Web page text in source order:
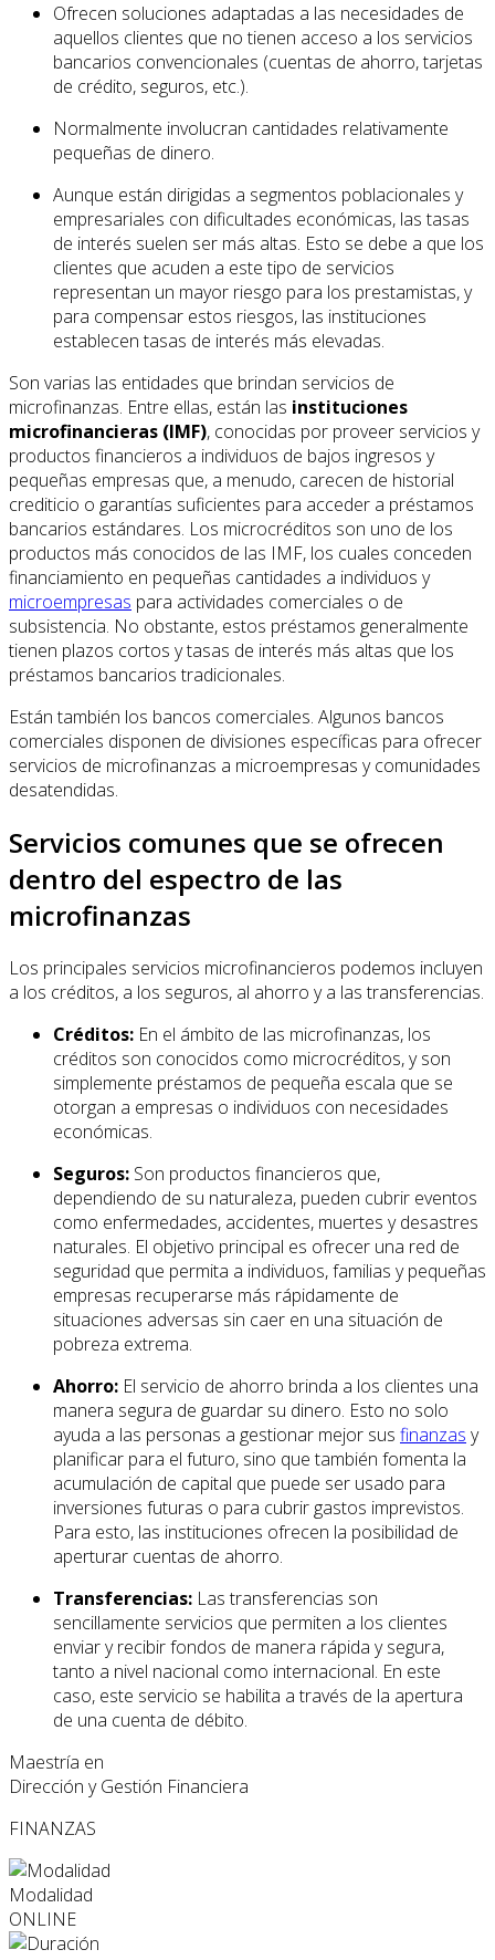
Ofrecen soluciones adaptadas a las necesidades de
aquellos clientes que no tienen acceso a los servicios
bancarios convencionales (cuentas de ahorro, tarjetas
de crédito, seguros, etc.).
Normalmente involucran cantidades relativamente
pequeñas de dinero.
Aunque están dirigidas a segmentos poblacionales y
empresariales con dificultades económicas, las tasas
de interés suelen ser más altas. Esto se debe a que los
clientes que acuden a este tipo de servicios
representan un mayor riesgo para los prestamistas, y
para compensar estos riesgos, las instituciones
establecen tasas de interés más elevadas.
Son varias las entidades que brindan servicios de
microfinanzas. Entre ellas, están las instituciones
microfinancieras (IMF), conocidas por proveer servicios y
productos financieros a individuos de bajos ingresos y
pequeñas empresas que, a menudo, carecen de historial
crediticio o garantías suficientes para acceder a préstamos
bancarios estándares. Los microcréditos son uno de los
productos más conocidos de las IMF, los cuales conceden
financiamiento en pequeñas cantidades a individuos y
microempresas para actividades comerciales o de
subsistencia. No obstante, estos préstamos generalmente
tienen plazos cortos y tasas de interés más altas que los
préstamos bancarios tradicionales.
Están también los bancos comerciales. Algunos bancos
comerciales disponen de divisiones específicas para ofrecer
servicios de microfinanzas a microempresas y comunidades
desatendidas.
Servicios comunes que se ofrecen
dentro del espectro de las
microfinanzas
Los principales servicios microfinancieros podemos incluyen
a los créditos, a los seguros, al ahorro y a las transferencias.
Créditos: En el ámbito de las microfinanzas, los
créditos son conocidos como microcréditos, y son
simplemente préstamos de pequeña escala que se
otorgan a empresas o individuos con necesidades
económicas.
Seguros: Son productos financieros que,
dependiendo de su naturaleza, pueden cubrir eventos
como enfermedades, accidentes, muertes y desastres
naturales. El objetivo principal es ofrecer una red de
seguridad que permita a individuos, familias y pequeñas
empresas recuperarse más rápidamente de
situaciones adversas sin caer en una situación de
pobreza extrema.
Ahorro: El servicio de ahorro brinda a los clientes una
manera segura de guardar su dinero. Esto no solo
ayuda a las personas a gestionar mejor sus finanzas y
planificar para el futuro, sino que también fomenta la
acumulación de capital que puede ser usado para
inversiones futuras o para cubrir gastos imprevistos.
Para esto, las instituciones ofrecen la posibilidad de
aperturar cuentas de ahorro.
Transferencias: Las transferencias son
sencillamente servicios que permiten a los clientes
enviar y recibir fondos de manera rápida y segura,
tanto a nivel nacional como internacional. En este
caso, este servicio se habilita a través de la apertura
de una cuenta de débito.
Maestría en
Dirección y Gestión Financiera
FINANZAS
Modalidad
ONLINE